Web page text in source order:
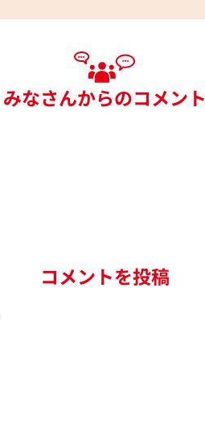
みなさんからのコメント
コメントを投稿